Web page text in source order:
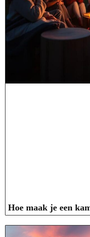
Hoe maak je een